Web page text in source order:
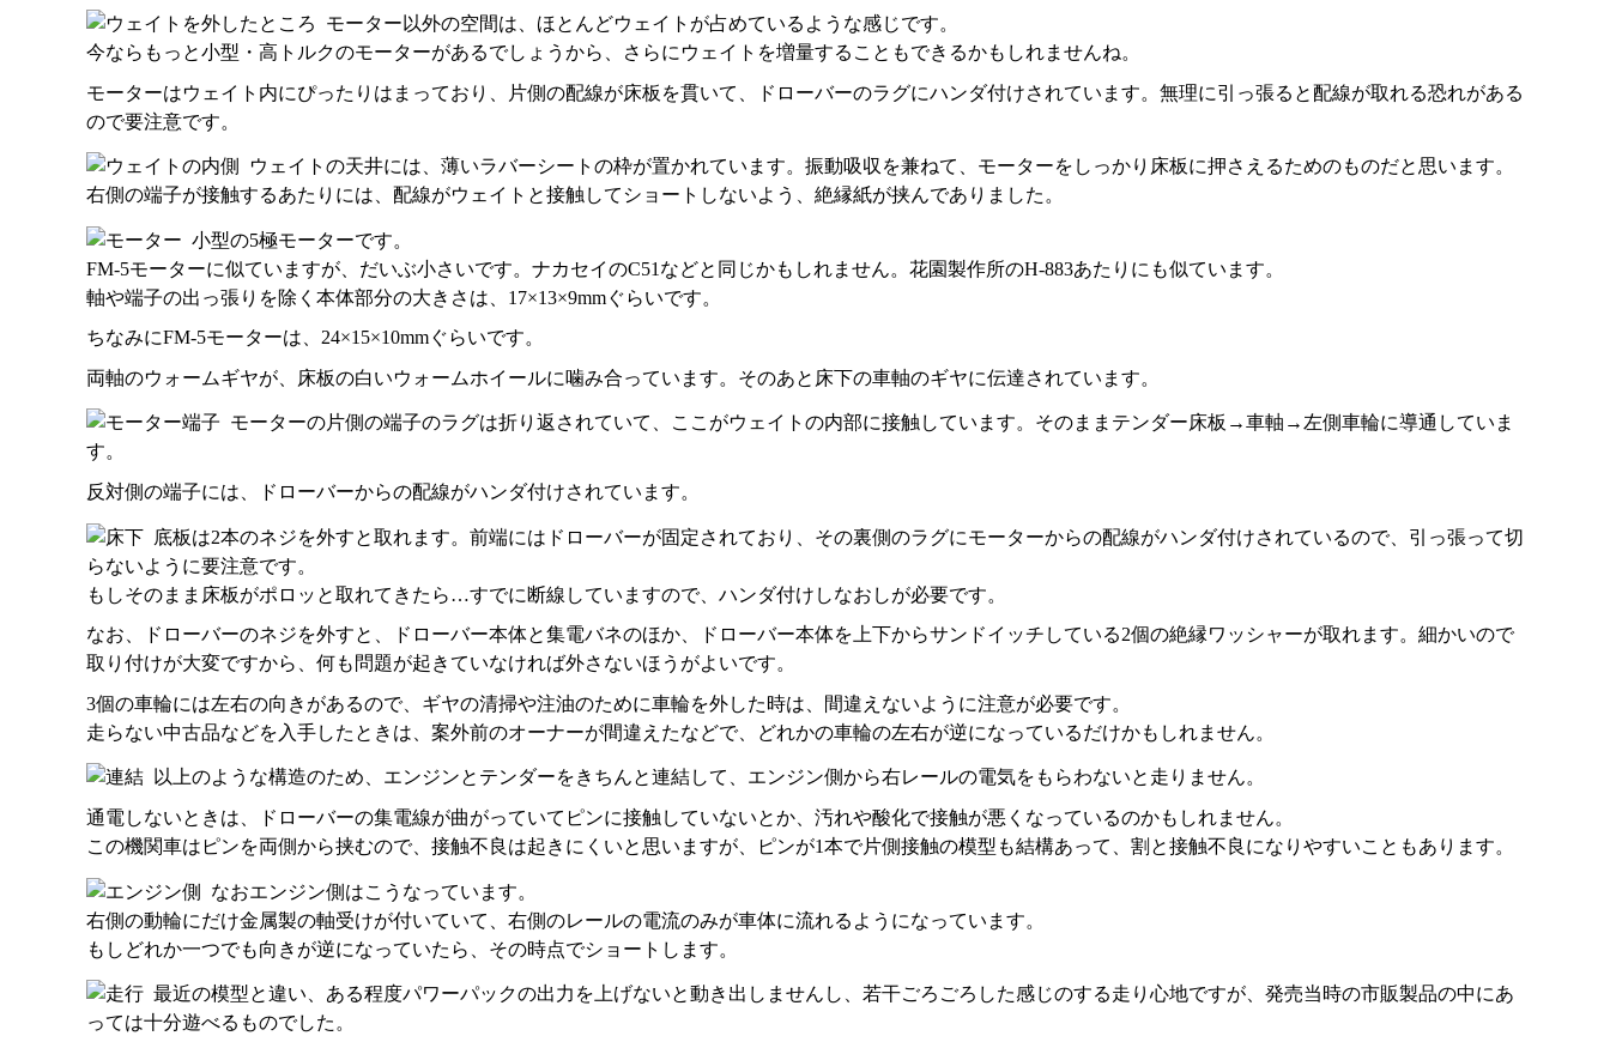
モーター以外の空間は、ほとんどウェイトが占めているような感じです。
今ならもっと小型・高トルクのモーターがあるでしょうから、さらにウェイトを増量することもできるかもしれませんね。
モーターはウェイト内にぴったりはまっており、片側の配線が床板を貫いて、ドローバーのラグにハンダ付けされています。無理に引っ張ると配線が取れる恐れがある
ので要注意です。
ウェイトの天井には、薄いラバーシートの枠が置かれています。振動吸収を兼ねて、モーターをしっかり床板に押さえるためのものだと思います。
右側の端子が接触するあたりには、配線がウェイトと接触してショートしないよう、絶縁紙が挟んでありました。
小型の5極モーターです。
FM-5モーターに似ていますが、だいぶ小さいです。ナカセイのC51などと同じかもしれません。花園製作所のH-883あたりにも似ています。
軸や端子の出っ張りを除く本体部分の大きさは、17×13×9mmぐらいです。
ちなみにFM-5モーターは、24×15×10mmぐらいです。
両軸のウォームギヤが、床板の白いウォームホイールに噛み合っています。そのあと床下の車軸のギヤに伝達されています。
モーターの片側の端子のラグは折り返されていて、ここがウェイトの内部に接触しています。そのままテンダー床板→車軸→左側車輪に導通していま
す。
反対側の端子には、ドローバーからの配線がハンダ付けされています。
底板は2本のネジを外すと取れます。前端にはドローバーが固定されており、その裏側のラグにモーターからの配線がハンダ付けされているので、引っ張って切
らないように要注意です。
もしそのまま床板がポロッと取れてきたら…すでに断線していますので、ハンダ付けしなおしが必要です。
なお、ドローバーのネジを外すと、ドローバー本体と集電バネのほか、ドローバー本体を上下からサンドイッチしている2個の絶縁ワッシャーが取れます。細かいので
取り付けが大変ですから、何も問題が起きていなければ外さないほうがよいです。
3個の車輪には左右の向きがあるので、ギヤの清掃や注油のために車輪を外した時は、間違えないように注意が必要です。
走らない中古品などを入手したときは、案外前のオーナーが間違えたなどで、どれかの車輪の左右が逆になっているだけかもしれません。
以上のような構造のため、エンジンとテンダーをきちんと連結して、エンジン側から右レールの電気をもらわないと走りません。
通電しないときは、ドローバーの集電線が曲がっていてピンに接触していないとか、汚れや酸化で接触が悪くなっているのかもしれません。
この機関車はピンを両側から挟むので、接触不良は起きにくいと思いますが、ピンが1本で片側接触の模型も結構あって、割と接触不良になりやすいこともあります。
なおエンジン側はこうなっています。
右側の動輪にだけ金属製の軸受けが付いていて、右側のレールの電流のみが車体に流れるようになっています。
もしどれか一つでも向きが逆になっていたら、その時点でショートします。
最近の模型と違い、ある程度パワーパックの出力を上げないと動き出しませんし、若干ごろごろした感じのする走り心地ですが、発売当時の市販製品の中にあ
っては十分遊べるものでした。